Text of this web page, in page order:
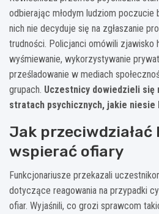
odbierając młodym ludziom poczucie
nich nie decyduje się na zgłaszanie
trudności. Policjanci omówili zjawisko
wyśmiewanie, wykorzystywanie
prześladowanie w mediach
grupach. Uczestnicy dowiedzieli się
stratach psychicznych, jakie niesie
Jak przeciwdziałać
wspierać ofiary
Funkcjonariusze przekazali
dotyczące reagowania na przypadki
ofiar. Wyjaśnili, co grozi sprawcom